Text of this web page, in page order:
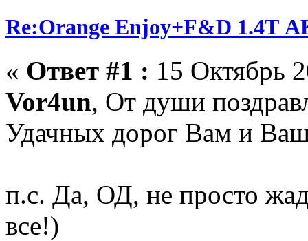
Re:Orange Enjoy+F&D 1.4Т
« Ответ #1 : 15 Октябрь
Vor4un, От души
Удачных дорог Вам и
п.с. Да, ОД, не просто
все!)